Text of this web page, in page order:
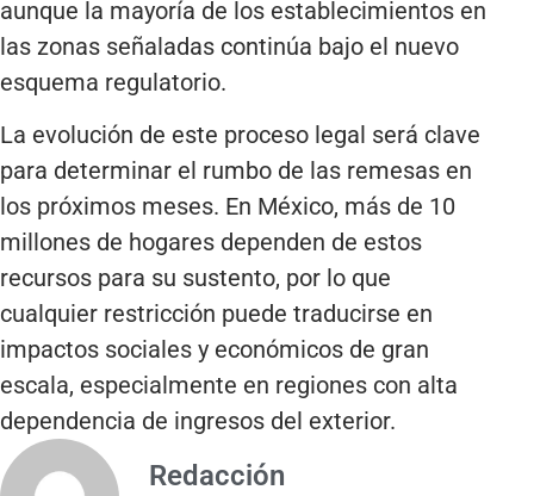
aunque la mayoría de los establecimientos en
las zonas señaladas continúa bajo el nuevo
esquema regulatorio.
La evolución de este proceso legal será clave
para determinar el rumbo de las remesas en
los próximos meses. En México, más de 10
millones de hogares dependen de estos
recursos para su sustento, por lo que
cualquier restricción puede traducirse en
impactos sociales y económicos de gran
escala, especialmente en regiones con alta
dependencia de ingresos del exterior.
Redacción